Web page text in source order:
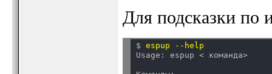
Для подсказки по
$ espup --help
Usage: espup < команда>